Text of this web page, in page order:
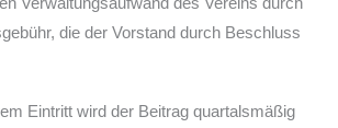
die der Vorstand durch Beschluss
Eintritt wird der Beitrag quartalsmäßig